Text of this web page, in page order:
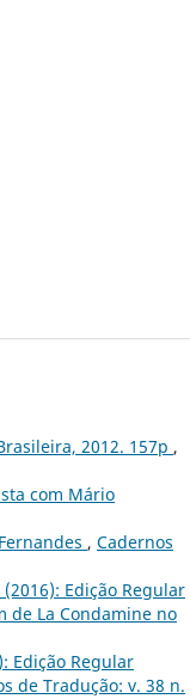
2012. 157p ,
com Mário
, Cadernos
Edição Regular
de La Condamine no
Edição Regular
de Tradução: v. 38 n.